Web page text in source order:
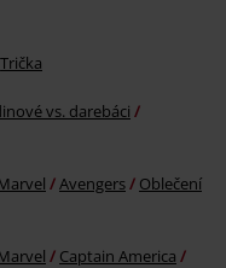
Trička
vs. darebáci
Avengers
Oblečení
Captain America